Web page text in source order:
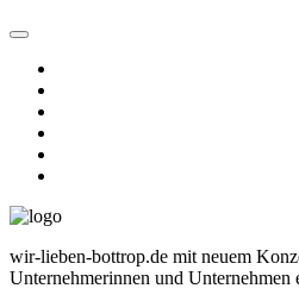
wir-lieben-bottrop.de mit neuem
Unternehmerinnen und Unternehmen